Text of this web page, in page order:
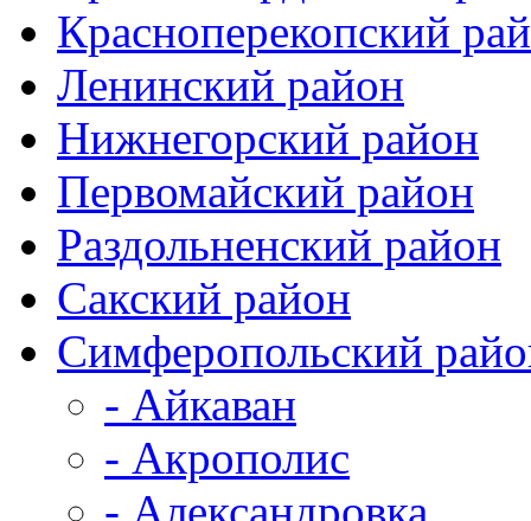
Красноперекопский
Ленинский район
Нижнегорский район
Первомайский район
Раздольненский район
Сакский район
Симферопольский
- Айкаван
- Акрополис
- Александровка